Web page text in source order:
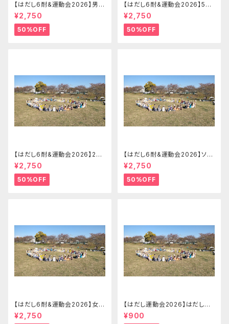
【はだし6耐&運動会2026】男子
ソロの部 はだし6耐＋運動会エ
ントリー【2026.09.26(土)】
¥2,750
50%OFF
【はだし6耐&運動会2026】5-8
名リレーの部 はだし6耐＋運動
会チームエントリー【2026.09.
26(土)】
¥2,750
50%OFF
【はだし6耐&運動会2026】2-4
名リレーの部 はだし6耐＋運動
会チームエントリー【2026.09.
26(土)】
¥2,750
50%OFF
【はだし6耐&運動会2026】ソロ
でリレーの部（ランダムチーム）
はだし6耐＋運動会エントリー
【2026.09.26(土)】
¥2,750
50%OFF
【はだし6耐&運動会2026】女子
ソロの部 はだし6耐＋運動会エ
ントリー【2026.09.26(土)】
¥2,750
【はだし運動会2026】はだし運
動会 エントリー(大人)【2026.0
9.26(土)】
¥900